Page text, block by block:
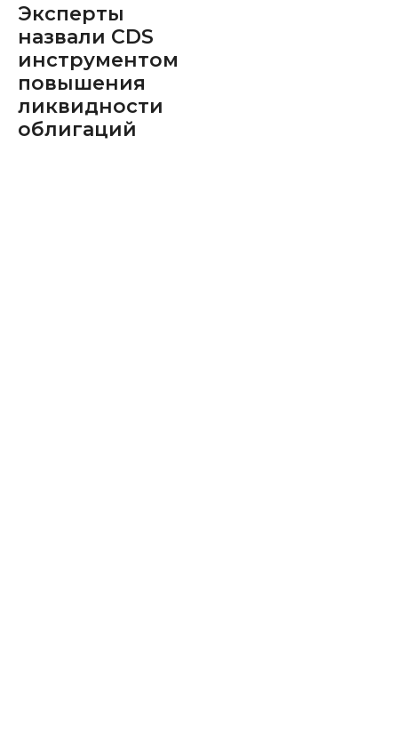
Эксперты
назвали CDS
инструментом
повышения
ликвидности
облигаций